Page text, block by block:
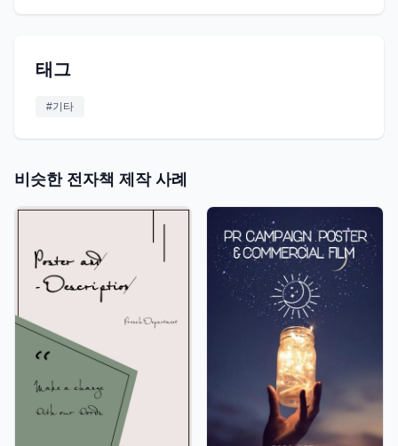
태그
#기타
비슷한 전자책 제작 사례